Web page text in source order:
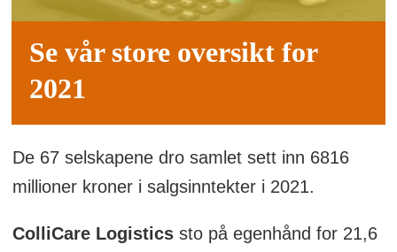
Se vår store oversikt for
2021
De 67 selskapene dro samlet sett inn 6816
millioner kroner i salgsinntekter i 2021.
ColliCare Logisticssto på egenhånd for 21,6